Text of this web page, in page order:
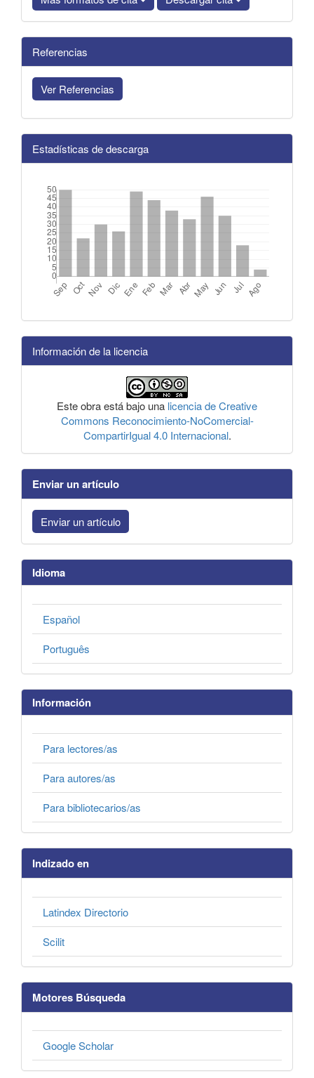
Referencias
Ver Referencias
Estadísticas de descarga
Información de la licencia
Este obra está bajo una licencia de Creative
Commons Reconocimiento-NoComercial-
CompartirIgual 4.0 Internacional.
Enviar un artículo
Enviar un artículo
Idioma
Español
Português
Información
Para lectores/as
Para autores/as
Para bibliotecarios/as
Indizado en
Latindex Directorio
Scilit
Motores Búsqueda
Google Scholar